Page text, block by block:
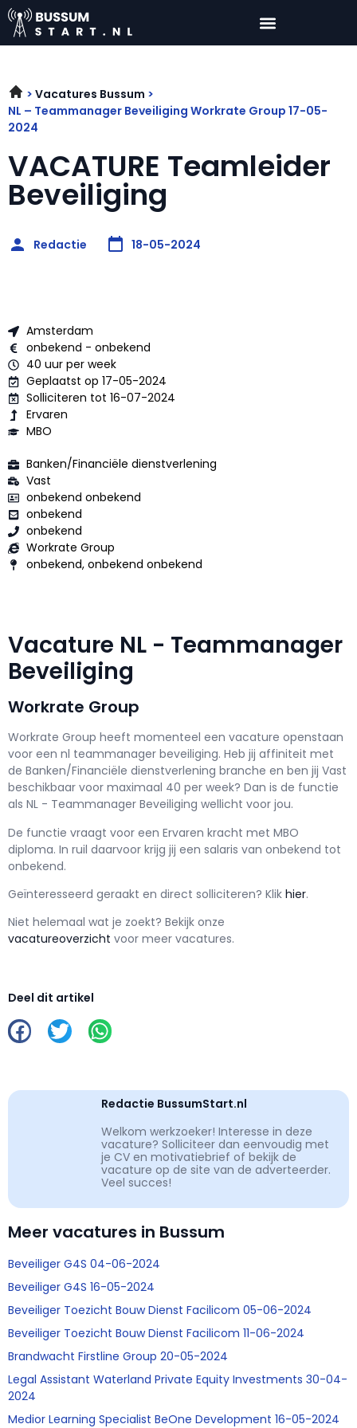
Vacatures Bussum
NL – Teammanager Beveiliging Workrate Group 17-05-
2024
VACATURE Teamleider
Beveiliging
Redactie 18-05-2024
Amsterdam
onbekend - onbekend
40 uur per week
Geplaatst op 17-05-2024
Solliciteren tot 16-07-2024
Ervaren
MBO
Banken/Financiële dienstverlening
Vast
onbekend onbekend
onbekend
onbekend
Workrate Group
onbekend, onbekend onbekend
Vacature NL - Teammanager
Beveiliging
Workrate Group
Workrate Group heeft momenteel een vacature openstaan
voor een nl teammanager beveiliging. Heb jij affiniteit met
de Banken/Financiële dienstverlening branche en ben jij Vast
beschikbaar voor maximaal 40 per week? Dan is de functie
als NL - Teammanager Beveiliging wellicht voor jou.
De functie vraagt voor een Ervaren kracht met MBO
diploma. In ruil daarvoor krijg jij een salaris van onbekend tot
onbekend.
Geïnteresseerd geraakt en direct solliciteren? Klik hier.
Niet helemaal wat je zoekt? Bekijk onze
vacatureoverzicht voor meer vacatures.
Deel dit artikel
Redactie BussumStart.nl
Welkom werkzoeker! Interesse in deze
vacature? Solliciteer dan eenvoudig met
je CV en motivatiebrief of bekijk de
vacature op de site van de adverteerder.
Veel succes!
Meer vacatures in Bussum
Beveiliger G4S 04-06-2024
Beveiliger G4S 16-05-2024
Beveiliger Toezicht Bouw Dienst Facilicom 05-06-2024
Beveiliger Toezicht Bouw Dienst Facilicom 11-06-2024
Brandwacht Firstline Group 20-05-2024
Legal Assistant Waterland Private Equity Investments 30-04-
2024
Medior Learning Specialist BeOne Development 16-05-2024